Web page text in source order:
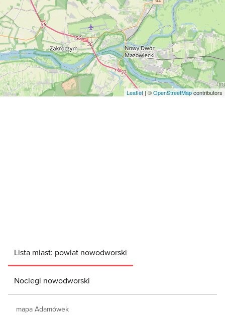
Leaflet | ©OpenStreetMapcontributors
Lista miast: powiat nowodworski
Noclegi nowodworski
mapa Adamówek